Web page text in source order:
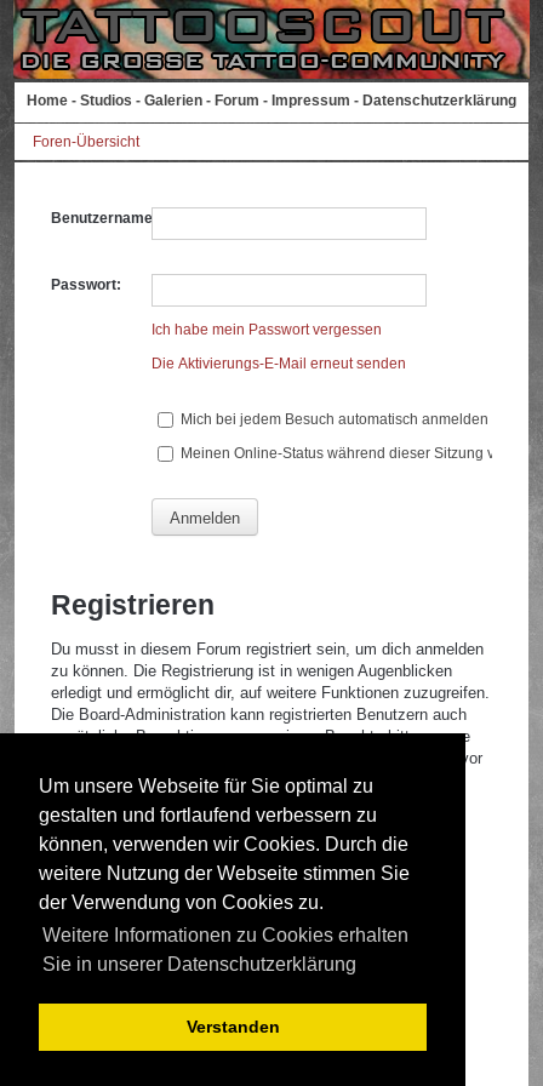
Um unsere Webseite für Sie optimal zu
gestalten und fortlaufend verbessern zu
können, verwenden wir Cookies. Durch die
weitere Nutzung der Webseite stimmen Sie
der Verwendung von Cookies zu.
Weitere Informationen zu Cookies erhalten
Sie in unserer Datenschutzerklärung
Verstanden
Home - Studios - Galerien - Forum - Impressum - Datenschutzerklärung
Foren-Übersicht
Benutzername:
Passwort:
Ich habe mein Passwort vergessen
Die Aktivierungs-E-Mail erneut senden
Mich bei jedem Besuch automatisch anmelden
Meinen Online-Status während dieser Sitzung
Registrieren
Du musst in diesem Forum registriert sein, um dich anmelden
zu können. Die Registrierung ist in wenigen Augenblicken
erledigt und ermöglicht dir, auf weitere Funktionen zuzugreifen.
Die Board-Administration kann registrierten Benutzern auch
zusätzliche Berechtigungen zuweisen. Beachte bitte unsere
Nutzungsbedingungen und die verwandten Regelungen, bevor
du dich registrierst. Bitte beachte auch die jeweiligen
Forenregeln, wenn du dich in diesem Board bewegst.
Nutzungsbedingungen|Datenschutzrichtlinie
Registrieren
Foren-Übersicht
Deutsche Übersetzung durchphpBB.de